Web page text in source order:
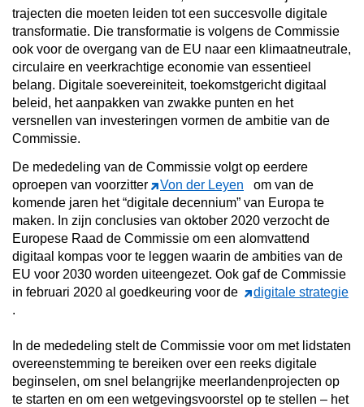
trajecten die moeten leiden tot een succesvolle digitale
transformatie. Die transformatie is volgens de Commissie
ook voor de overgang van de EU naar een klimaatneutrale,
circulaire en veerkrachtige economie van essentieel
belang. Digitale soevereiniteit, toekomstgericht digitaal
beleid, het aanpakken van zwakke punten en het
versnellen van investeringen vormen de ambitie van de
Commissie.
De mededeling van de Commissie volgt op eerdere
oproepen van voorzitter
Von der Leyen
om van de
komende jaren het “digitale decennium” van Europa te
maken. In zijn conclusies van oktober 2020 verzocht de
Europese Raad de Commissie om een alomvattend
digitaal kompas voor te leggen waarin de ambities van de
EU voor 2030 worden uiteengezet. Ook gaf de Commissie
in februari 2020 al goedkeuring voor de
digitale strategie
.
In de mededeling stelt de Commissie voor om met lidstaten
overeenstemming te bereiken over een reeks digitale
beginselen, om snel belangrijke meerlandenprojecten op
te starten en om een wetgevingsvoorstel op te stellen – het